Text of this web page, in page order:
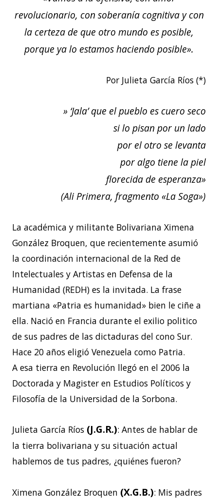
revolucionario, con soberanía cognitiva y con
la certeza de que otro mundo es posible,
porque ya lo estamos haciendo posible».
Por Julieta García Ríos (*)
» ‘Jala’ que el pueblo es cuero seco
si lo pisan por un lado
por el otro se levanta
por algo tiene la piel
florecida de esperanza»
(Ali Primera, fragmento «La Soga»)
La académica y militante Bolivariana Ximena
González Broquen, que recientemente asumió
la coordinación internacional de la Red de
Intelectuales y Artistas en Defensa de la
Humanidad (REDH) es la invitada. La frase
martiana «Patria es humanidad» bien le ciñe a
ella. Nació en Francia durante el exilio politico
de sus padres de las dictaduras del cono Sur.
Hace 20 años eligió Venezuela como Patria.
A esa tierra en Revolución llegó en el 2006 la
Doctorada y Magister en Estudios Políticos y
Filosofía de la Universidad de la Sorbona.
Julieta García Ríos (J.G.R.): Antes de hablar de
la tierra bolivariana y su situación actual
hablemos de tus padres, ¿quiénes fueron?
Ximena González Broquen (X.G.B.): Mis padres